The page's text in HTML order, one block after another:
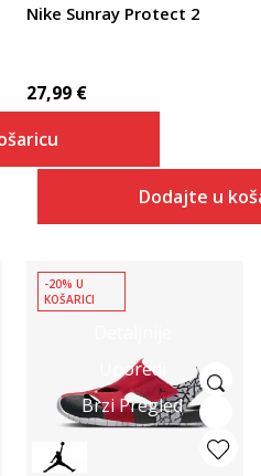
Nike Sunray Protect 2
27,99 €
Dodajte u
Uporedi
Brzi Pregled
-20% U
KOŠARICI